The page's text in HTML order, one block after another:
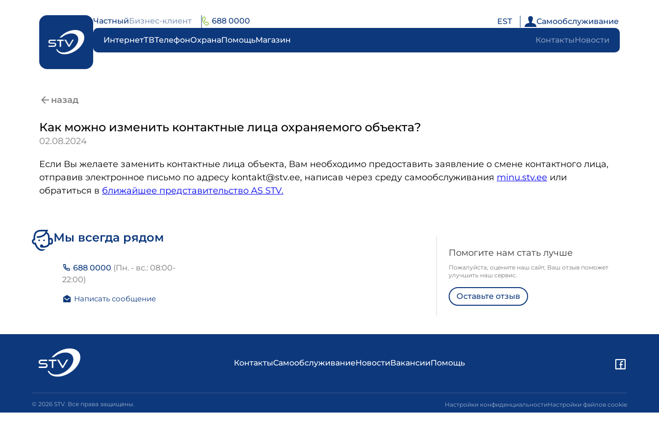
ЧастныйБизнес-клиент 688 0000 EST
Самообслуживание
ИнтернетТВТелефонОхранаПомощьМагазин КонтактыНовости
назад
Как можно изменить контактные лица охраняемого объекта?
02.08.2024
Если Вы желаете заменить контактные лица объекта, Вам необходимо предоставить заявление о смене контактного лица,
отправив электронное письмо по адресу kontakt@stv.ee, написав через среду самообслуживания minu.stv.ee или
обратиться в ближайшее представительство AS STV.
Мы всегда рядом
688 0000 (Пн. - вс.: 08:00-
22:00)
Написать сообщение
Помогите нам стать лучше
Пожалуйста, оцените наш сайт, Ваш отзыв поможет
улучшить наш сервис.
Оставьте отзыв
КонтактыСамообслуживаниеНовостиВакансииПомощь
© 2026 STV. Все права защищены. Настройки конфиденциальностиНастройки файлов cookie